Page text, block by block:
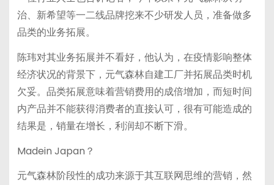
治、新希望等一二线品牌挖来不少研发人员，准备做多
品类的业务拓展。
陈玮对其业务拓展并不看好，他认为，在疫情影响整体
经济状况的背景下，元气森林自建工厂并拓展品类时机
欠妥。品类拓展意味着营销费用的成倍增加，而短时间
内产品并不能获得消费者的直接认可，很有可能造成的
结果是，销量在增长，利润却不断下滑。
Madein Japan？
元气森林阶段性的成功来源于其互联网思维的营销，然